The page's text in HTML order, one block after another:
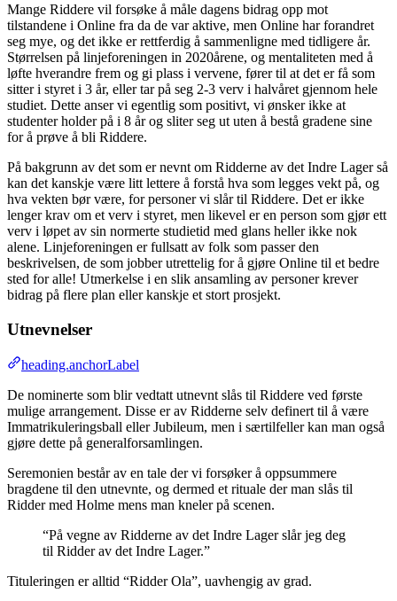
Mange Riddere vil forsøke å måle dagens bidrag opp mot
tilstandene i Online fra da de var aktive, men Online har forandret
seg mye, og det ikke er rettferdig å sammenligne med tidligere år.
Størrelsen på linjeforeningen in 2020årene, og mentaliteten med å
løfte hverandre frem og gi plass i vervene, fører til at det er få som
sitter i styret i 3 år, eller tar på seg 2-3 verv i halvåret gjennom hele
studiet. Dette anser vi egentlig som positivt, vi ønsker ikke at
studenter holder på i 8 år og sliter seg ut uten å bestå gradene sine
for å prøve å bli Riddere.
På bakgrunn av det som er nevnt om Ridderne av det Indre Lager så
kan det kanskje være litt lettere å forstå hva som legges vekt på, og
hva vekten bør være, for personer vi slår til Riddere. Det er ikke
lenger krav om et verv i styret, men likevel er en person som gjør ett
verv i løpet av sin normerte studietid med glans heller ikke nok
alene. Linjeforeningen er fullsatt av folk som passer den
beskrivelsen, de som jobber utrettelig for å gjøre Online til et bedre
sted for alle! Utmerkelse i en slik ansamling av personer krever
bidrag på flere plan eller kanskje et stort prosjekt.
Utnevnelser
heading.anchorLabel
De nominerte som blir vedtatt utnevnt slås til Riddere ved første
mulige arrangement. Disse er av Ridderne selv definert til å være
Immatrikuleringsball eller Jubileum, men i særtilfeller kan man også
gjøre dette på generalforsamlingen.
Seremonien består av en tale der vi forsøker å oppsummere
bragdene til den utnevnte, og dermed et rituale der man slås til
Ridder med Holme mens man kneler på scenen.
“På vegne av Ridderne av det Indre Lager slår jeg deg
til Ridder av det Indre Lager.”
Tituleringen er alltid “Ridder Ola”, uavhengig av grad.